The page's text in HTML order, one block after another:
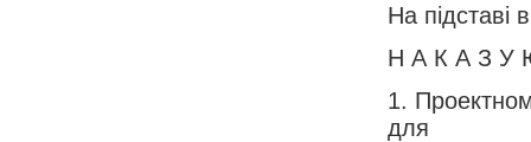
На підставі
Н А К А З У
1.
для